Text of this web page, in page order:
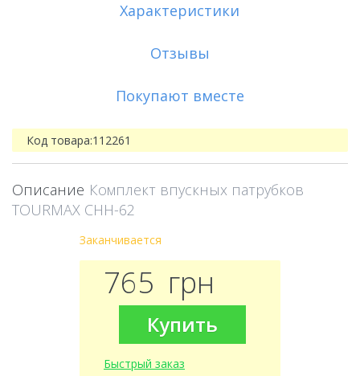
Характеристики
Отзывы
Покупают вместе
Код товара:112261
Описание Комплект впускных патрубков
TOURMAX CHH-62
Заканчивается
765 грн
Купить
Быстрый заказ